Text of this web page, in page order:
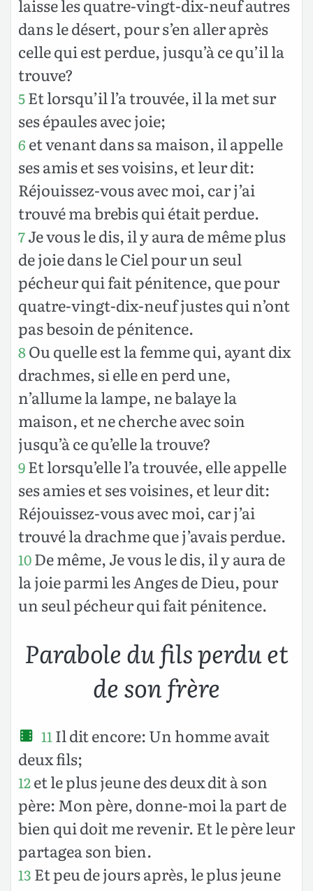
laisse les quatre-vingt-dix-neuf autres
dans le désert, pour s’en aller après
celle qui est perdue, jusqu’à ce qu’il la
trouve?
5Et lorsqu’il l’a trouvée, il la met sur
ses épaules avec joie;
6 et venant dans sa maison, il appelle
ses amis et ses voisins, et leur dit:
Réjouissez-vous avec moi, car j’ai
trouvé ma brebis qui était perdue.
7Je vous le dis, il y aura de même plus
de joie dans le Ciel pour un seul
pécheur qui fait pénitence, que pour
quatre-vingt-dix-neuf justes qui n’ont
pas besoin de pénitence.
8Ou quelle est la femme qui, ayant dix
drachmes, si elle en perd une,
n’allume la lampe, ne balaye la
maison, et ne cherche avec soin
jusqu’à ce qu’elle la trouve?
9Et lorsqu’elle l’a trouvée, elle appelle
ses amies et ses voisines, et leur dit:
Réjouissez-vous avec moi, car j’ai
trouvé la drachme que j’avais perdue.
10De même, Je vous le dis, il y aura de
la joie parmi les Anges de Dieu, pour
un seul pécheur qui fait pénitence.
Parabole du fils perdu et
de son frère
11 Il dit encore: Un homme avait
deux fils;
12et le plus jeune des deux dit à son
père: Mon père, donne-moi la part de
bien qui doit me revenir. Et le père leur
partagea son bien.
13 Et peu de jours après, le plus jeune